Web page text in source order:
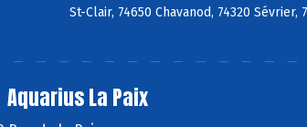
St-Clair, 74650 Chavanod, 74320 Sévrier,
Aquarius La Paix